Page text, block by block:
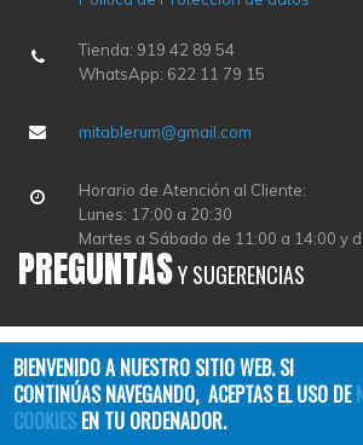
Tienda: 919 42 89 54
WhatsApp: 622 11 79 15
mitablerum@gmail.com
Horario de Atención al Cliente:
Lunes: 17:00 a 20:30
Martes a Sábado de 11:00 a 14:00 y
PREGUNTASY SUGERENCIAS
BIENVENIDO A NUESTRO SITIO WEB. SI
CONTINÚAS NAVEGANDO, ACEPTAS EL USO DE
COOKIES EN TU ORDENADOR.